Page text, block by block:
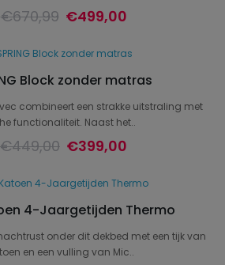
€670,99 €499,00
Block zonder matras
combineert een strakke uitstraling met
functionaliteit. Naast het..
€449,00 €399,00
4-Jaargetijden Thermo
onder dit dekbed met een tijk van
en een vulling van Mic..